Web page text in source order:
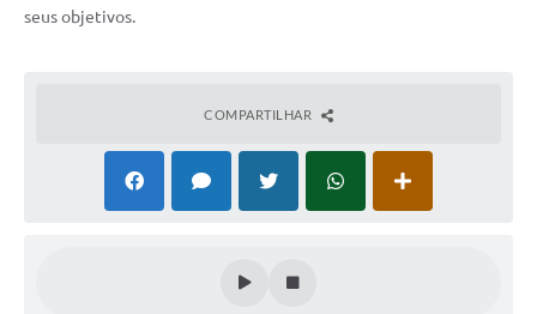
seus objetivos.
COMPARTILHAR